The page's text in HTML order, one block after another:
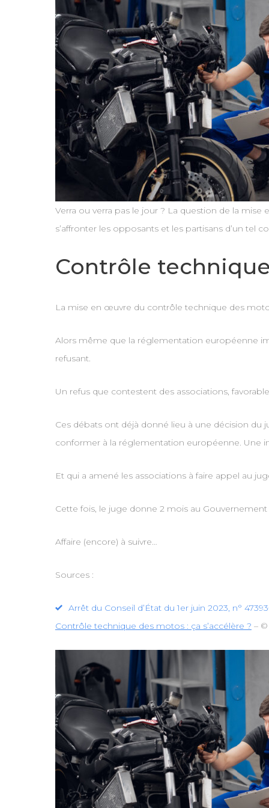
Verra ou verra pas le jour ? La question de la
s’affronter les opposants et les partisans d’un tel
Contrôle
La mise en œuvre du contrôle technique des
Alors même que la réglementation européenne
refusant.
Un refus que contestent des associations,
Ces débats ont déjà donné lieu à une décision
conformer à la réglementation européenne. Une
Et qui a amené les associations à faire appel au
Cette fois, le juge donne 2 mois au
Affaire (encore) à suivre…
Sources :
Arrêt du Conseil d’État du 1er juin 2023, n°
Contrôle technique des motos : ça s’accélère ? –